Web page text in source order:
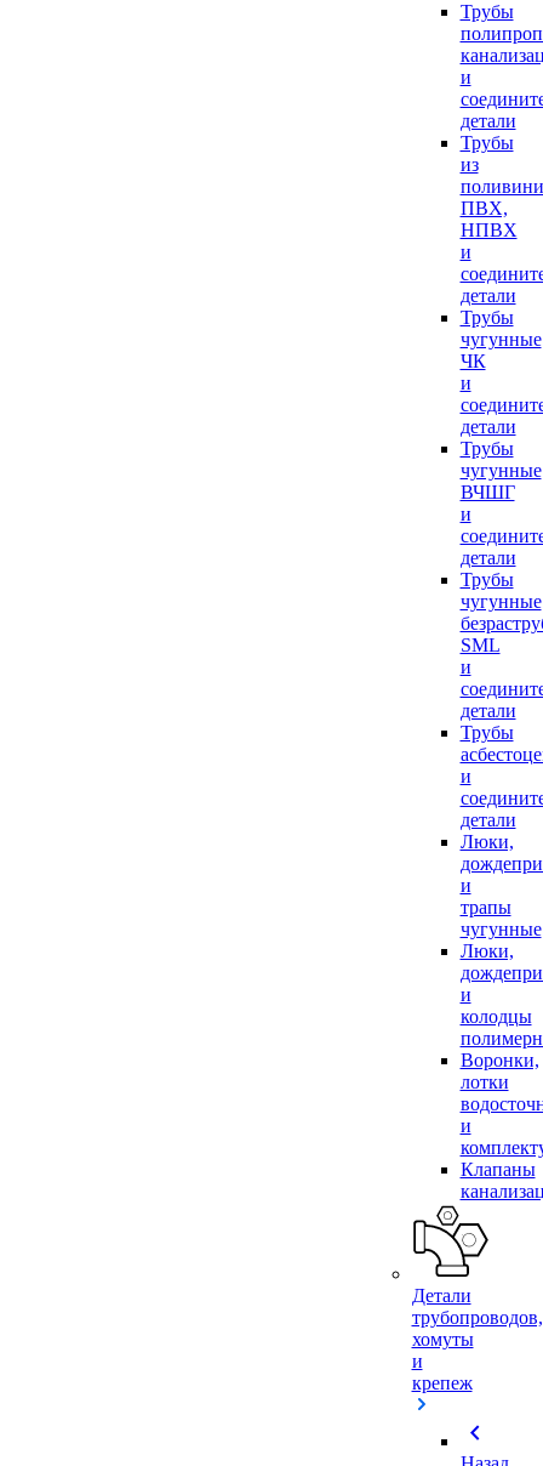
Трубы
и
детали
Трубы
из
ПВХ,
НПВХ
и
детали
Трубы
чугунные
ЧК
и
детали
Трубы
чугунные
ВЧШГ
и
детали
Трубы
чугунные
SML
и
детали
Трубы
и
детали
Люки,
и
трапы
чугунные
Люки,
и
колодцы
Воронки,
лотки
и
Клапаны
Детали
трубопроводов,
хомуты
и
крепеж
chevron_left